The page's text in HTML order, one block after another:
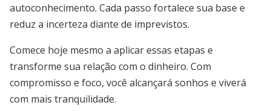
autoconhecimento. Cada passo fortalece sua base e
reduz a incerteza diante de imprevistos.
Comece hoje mesmo a aplicar essas etapas e
transforme sua relação com o dinheiro. Com
compromisso e foco, você alcançará sonhos e viverá
com mais tranquilidade.